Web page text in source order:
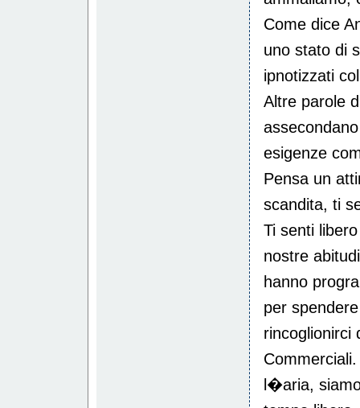
Come dice
uno stato di
ipnotizzati
Altre parole
esigenze
Pensa un
scandita, ti
Ti senti
nostre
hanno
per
rincoglionirci
l�aria,